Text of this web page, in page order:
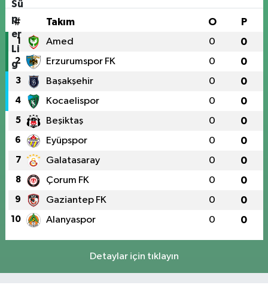
# Takım O P
1 Amed 0 0
2 Erzurumspor FK 0 0
3 Başakşehir 0 0
4 Kocaelispor 0 0
5 Beşiktaş 0 0
6 Eyüpspor 0 0
7 Galatasaray 0 0
8 Çorum FK 0 0
9 Gaziantep FK 0 0
10 Alanyaspor 0 0
Detaylar için tıklayın